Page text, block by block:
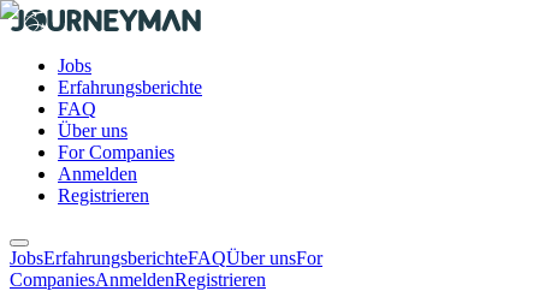
Jobs
Erfahrungsberichte
FAQ
Über uns
For Companies
Anmelden
Registrieren
JobsErfahrungsberichteFAQÜber unsFor
CompaniesAnmeldenRegistrieren